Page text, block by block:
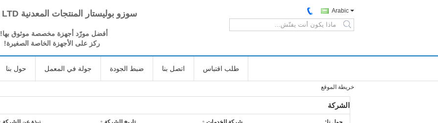
سوزو بوليستار المنتجات المعدنية CO، LTD
أفضل مورّد أجهزة مخصصة موثوق بها!
ركز على الأجهزة الخاصة الصغيرة!
Arabic
search
حول بنا جولة في المعمل ضبط الجودة اتصل بنا طلب اقتباس
خريطة الموقع
الشركة